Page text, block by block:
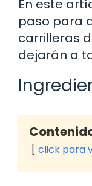
En este
paso para
carrilleras
dejarán a
click para